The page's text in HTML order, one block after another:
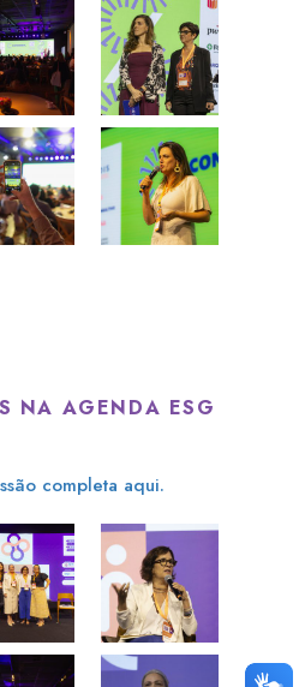
NA AGENDA ESG
completa aqui.